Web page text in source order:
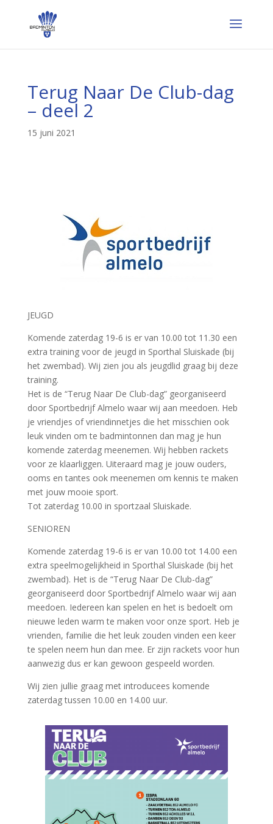
Terug Naar De Club-dag
– deel 2
15 juni 2021
JEUGD
Komende zaterdag 19-6 is er van 10.00 tot 11.30 een
extra training voor de jeugd in Sporthal Sluiskade (bij
het zwembad). Wij zien jou als jeugdlid graag bij deze
training.
Het is de “Terug Naar De Club-dag” georganiseerd
door Sportbedrijf Almelo waar wij aan meedoen. Heb
je vriendjes of vriendinnetjes die het misschien ook
leuk vinden om te badmintonnen dan mag je hun
komende zaterdag meenemen. Wij hebben rackets
voor ze klaarliggen. Uiteraard mag je jouw ouders,
ooms en tantes ook meenemen om kennis te maken
met jouw mooie sport.
Tot zaterdag 10.00 in sportzaal Sluiskade.
SENIOREN
Komende zaterdag 19-6 is er van 10.00 tot 14.00 een
extra speelmogelijkheid in Sporthal Sluiskade (bij het
zwembad). Het is de “Terug Naar De Club-dag”
georganiseerd door Sportbedrijf Almelo waar wij aan
meedoen. Iedereen kan spelen en het is bedoelt om
nieuwe leden warm te maken voor onze sport. Heb je
vrienden, familie die het leuk zouden vinden een keer
te spelen neem hun dan mee. Er zijn rackets voor hun
aanwezig dus er kan gewoon gespeeld worden.
Wij zien jullie graag met introducees komende
zaterdag tussen 10.00 en 14.00 uur.